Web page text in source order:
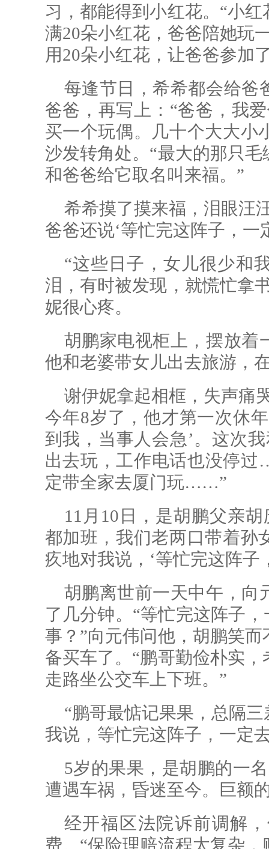
习，都能得到小红花。“小
满20朵小红花，爸爸陪她玩
用20朵小红花，让爸爸参加
每逢节日，希希都会给爸
爸爸，再写上：“爸爸，我
买一个玩偶。几十个大大小
沙发转角处。“最大的那只
和爸爸给它取名叫来福。”
希希摸了摸来福，泪眼汪
爸爸还说‘等忙完这阵子，
“这些日子，女儿很少和
泪，有时被发现，就慌忙
妮很心疼。
胡鹏家电视柜上，摆放着
他和老婆带女儿出去旅游，
谢伊妮拿起相框，失声痛
今年8岁了，他才第一次休
到我，当事人会急’。这次
出去玩，工作电话也没停
定带全家去厦门玩……”
11月10日，是胡鹏父亲
都加班，我们老两口带着孙
疚地对我说，‘等忙完这阵子
胡鹏离世前一天中午，向
了几分钟。“等忙完这阵子
事？”向元伟问他，胡鹏笑
备买车了。“鹏哥勤俭朴实
走路坐公交车上下班。”
“鹏哥最惦记果果，总隔
我说，等忙完这阵子，一定
5岁的果果，是胡鹏的一
遭遇车祸，昏迷至今。巨额
经开福区法院诉前调解
费。“保险理赔流程太复杂